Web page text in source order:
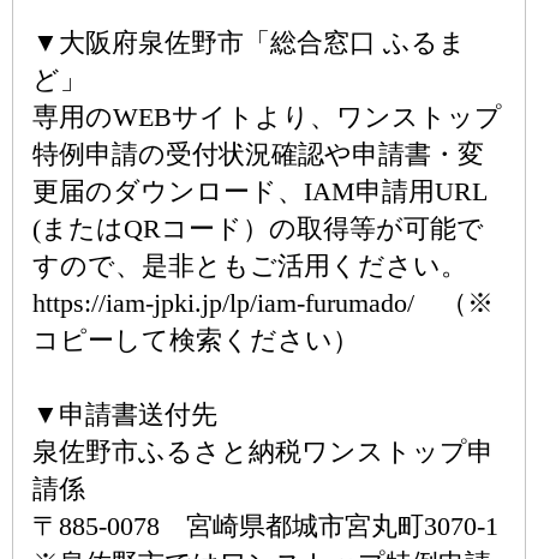
▼大阪府泉佐野市「総合窓口 ふるま
ど」
専用のWEBサイトより、ワンストップ
特例申請の受付状況確認や申請書・変
更届のダウンロード、IAM申請用URL
(またはQRコード）の取得等が可能で
すので、是非ともご活用ください。
https://iam-jpki.jp/lp/iam-furumado/ （※
コピーして検索ください）
▼申請書送付先
泉佐野市ふるさと納税ワンストップ申
請係
〒885-0078 宮崎県都城市宮丸町3070-1